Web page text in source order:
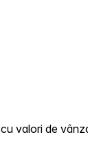
, cu valori de